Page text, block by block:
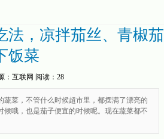
法，凉拌茄丝、青椒茄
饭菜
： 互联网 阅读：28
菜，不管什么时候超市里，都摆满了漂亮的
哦，也是茄子便宜的时候呢。现在蔬菜都不